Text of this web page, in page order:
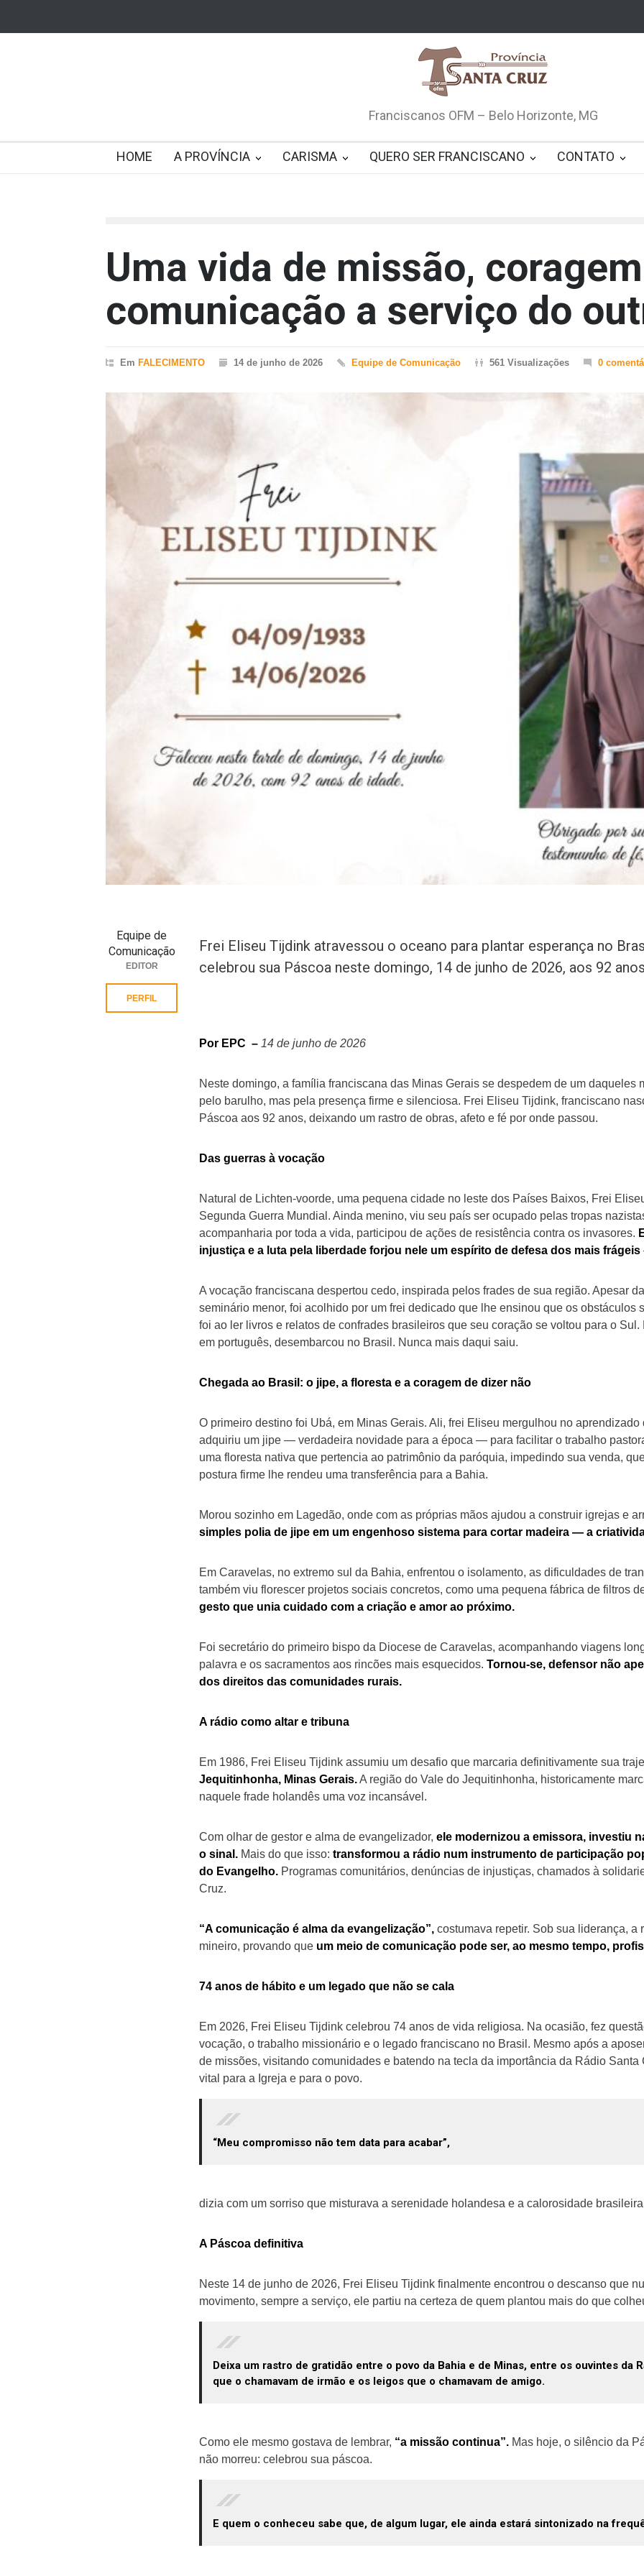
Franciscanos OFM – Belo Horizonte, MG
HOME A PROVÍNCIA CARISMA QUERO SER FRANCISCANO CONTATO
Uma vida de missão,
comunicação a serviço do
Em FALECIMENTO 14 de junho de 2026 Equipe de Comunicação 561 Visualizações 0
Frei Eliseu Tijdink atravessou o oceano para plantar esperança no
celebrou sua Páscoa neste domingo, 14 de junho de 2026, aos 92
Por EPC – 14 de junho de 2026
Neste domingo, a família franciscana das Minas Gerais se despedem de um daqueles
pelo barulho, mas pela presença firme e silenciosa. Frei Eliseu Tijdink, franciscano
Páscoa aos 92 anos, deixando um rastro de obras, afeto e fé por onde passou.
Das guerras à vocação
Natural de Lichten-voorde, uma pequena cidade no leste dos Países Baixos, Frei
Segunda Guerra Mundial. Ainda menino, viu seu país ser ocupado pelas tropas
acompanharia por toda a vida, participou de ações de resistência contra os invasores.
injustiça e a luta pela liberdade forjou nele um espírito de defesa dos mais frágeis
A vocação franciscana despertou cedo, inspirada pelos frades de sua região. Apesar
seminário menor, foi acolhido por um frei dedicado que lhe ensinou que os obstáculos
foi ao ler livros e relatos de confrades brasileiros que seu coração se voltou para o
em português, desembarcou no Brasil. Nunca mais daqui saiu.
Chegada ao Brasil: o jipe, a floresta e a coragem de dizer não
O primeiro destino foi Ubá, em Minas Gerais. Ali, frei Eliseu mergulhou no
adquiriu um jipe — verdadeira novidade para a época — para facilitar o trabalho
uma floresta nativa que pertencia ao patrimônio da paróquia, impedindo sua venda,
postura firme lhe rendeu uma transferência para a Bahia.
Morou sozinho em Lagedão, onde com as próprias mãos ajudou a construir igrejas e
simples polia de jipe em um engenhoso sistema para cortar madeira — a
Em Caravelas, no extremo sul da Bahia, enfrentou o isolamento, as dificuldades de
também viu florescer projetos sociais concretos, como uma pequena fábrica de filtros
gesto que unia cuidado com a criação e amor ao próximo.
Foi secretário do primeiro bispo da Diocese de Caravelas, acompanhando viagens
palavra e os sacramentos aos rincões mais esquecidos. Tornou-se, defensor não
dos direitos das comunidades rurais.
A rádio como altar e tribuna
Em 1986, Frei Eliseu Tijdink assumiu um desafio que marcaria definitivamente sua
Jequitinhonha, Minas Gerais.A região do Vale do Jequitinhonha, historicamente
naquele frade holandês uma voz incansável.
Com olhar de gestor e alma de evangelizador, ele modernizou a emissora, investiu
o sinal. Mais do que isso: transformou a rádio num instrumento de participação
do Evangelho. Programas comunitários, denúncias de injustiças, chamados à
Cruz.
“A comunicação é alma da evangelização”, costumava repetir. Sob sua liderança,
mineiro, provando que um meio de comunicação pode ser, ao mesmo tempo,
74 anos de hábito e um legado que não se cala
Em 2026, Frei Eliseu Tijdink celebrou 74 anos de vida religiosa. Na ocasião, fez
vocação, o trabalho missionário e o legado franciscano no Brasil. Mesmo após a
de missões, visitando comunidades e batendo na tecla da importância da Rádio
vital para a Igreja e para o povo.
“Meu compromisso não tem data para acabar”,
dizia com um sorriso que misturava a serenidade holandesa e a calorosidade
A Páscoa definitiva
Neste 14 de junho de 2026, Frei Eliseu Tijdink finalmente encontrou o descanso que
movimento, sempre a serviço, ele partiu na certeza de quem plantou mais do que
Deixa um rastro de gratidão entre o povo da Bahia e de Minas, entre os ouvintes da
que o chamavam de irmão e os leigos que o chamavam de amigo.
Como ele mesmo gostava de lembrar, “a missão continua”. Mas hoje, o silêncio da
não morreu: celebrou sua páscoa.
E quem o conheceu sabe que, de algum lugar, ele ainda estará sintonizado na
Equipe de
Comunicação
EDITOR
PERFIL